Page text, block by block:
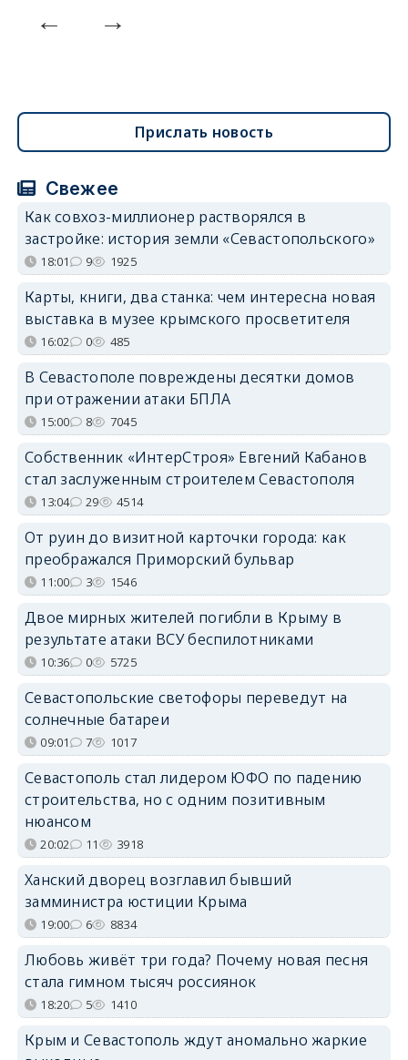
Прислать новость
Свежее
Как совхоз-миллионер растворялся в
застройке: история земли «Севастопольского»
18:01 9 1925
Карты, книги, два станка: чем интересна новая
выставка в музее крымского просветителя
16:02 0 485
В Севастополе повреждены десятки домов
при отражении атаки БПЛА
15:00 8 7045
Собственник «ИнтерСтроя» Евгений Кабанов
стал заслуженным строителем Севастополя
13:04 29 4514
От руин до визитной карточки города: как
преображался Приморский бульвар
11:00 3 1546
Двое мирных жителей погибли в Крыму в
результате атаки ВСУ беспилотниками
10:36 0 5725
Севастопольские светофоры переведут на
солнечные батареи
09:01 7 1017
Севастополь стал лидером ЮФО по падению
строительства, но с одним позитивным
нюансом
20:02 11 3918
Ханский дворец возглавил бывший
замминистра юстиции Крыма
19:00 6 8834
Любовь живёт три года? Почему новая песня
стала гимном тысяч россиянок
18:20 5 1410
Крым и Севастополь ждут аномально жаркие